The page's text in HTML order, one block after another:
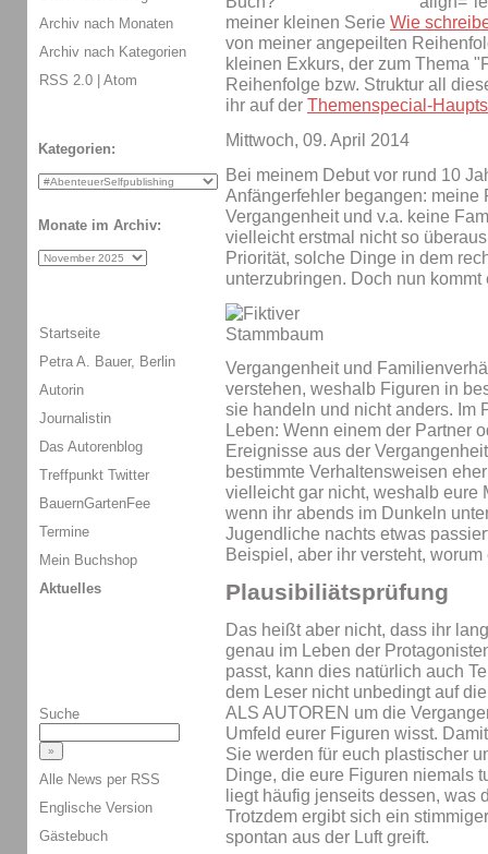
meiner kleinen Serie Wie
von meiner angepeilten
kleinen Exkurs, der zum Thema
Reihenfolge bzw. Struktur all
ihr auf der Themenspecial-
Mittwoch, 09. April 2014
Bei meinem Debut vor rund 10
Anfängerfehler begangen: meine
Vergangenheit und v.a. keine
vielleicht erstmal nicht so
Priorität, solche Dinge in dem
unterzubringen. Doch nun
Vergangenheit und
verstehen, weshalb Figuren in
sie handeln und nicht anders. Im
Leben: Wenn einem der Partner
Ereignisse aus der
bestimmte Verhaltensweisen
vielleicht gar nicht, weshalb eure
wenn ihr abends im Dunkeln
Jugendliche nachts etwas
Beispiel, aber ihr versteht, worum
Plausibiliätsprüfung
Das heißt aber nicht, dass ihr
genau im Leben der
passt, kann dies natürlich auch
dem Leser nicht unbedingt auf
ALS AUTOREN um die
Umfeld eurer Figuren wisst.
Sie werden für euch plastischer
Dinge, die eure Figuren niemals
liegt häufig jenseits dessen, was
Trotzdem ergibt sich ein
spontan aus der Luft greift.
Archiv nach Monaten
Archiv nach Kategorien
RSS 2.0 | Atom
Kategorien:
Monate im Archiv:
Startseite
Petra A. Bauer, Berlin
Autorin
Journalistin
Das Autorenblog
Treffpunkt Twitter
BauernGartenFee
Termine
Mein Buchshop
Aktuelles
Suche
Alle News per RSS
Englische Version
Gästebuch